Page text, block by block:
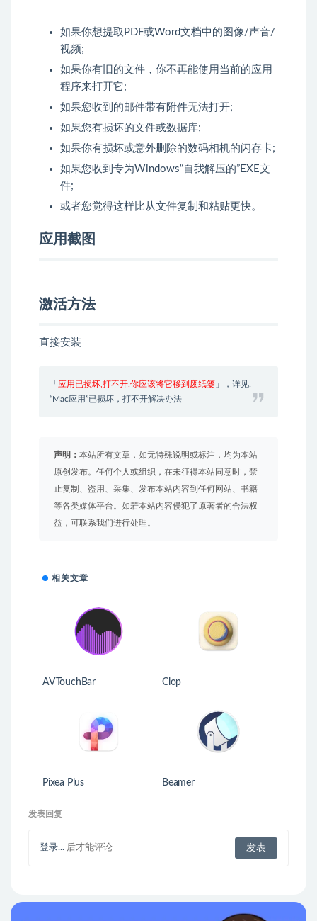
如果你想提取PDF或Word文档中的图像/声音/
视频;
如果你有旧的文件，你不再能使用当前的应用
程序来打开它;
如果您收到的邮件带有附件无法打开;
如果您有损坏的文件或数据库;
如果你有损坏或意外删除的数码相机的闪存卡;
如果您收到专为Windows“自我解压的”EXE文
件;
或者您觉得这样比从文件复制和粘贴更快。
应用截图
激活方法
直接安装
「 应用已损坏,打不开.你应该将它移到废纸篓 」，详见:
“Mac应用”已损坏，打不开解决办法
声明： 本站所有文章，如无特殊说明或标注，均为本站
原创发布。任何个人或组织，在未征得本站同意时，禁
止复制、盗用、采集、发布本站内容到任何网站、书籍
等各类媒体平台。如若本站内容侵犯了原著者的合法权
益，可联系我们进行处理。
相关文章
AVTouchBar Clop
Pixea Plus Beamer
发表回复
登录... 后才能评论